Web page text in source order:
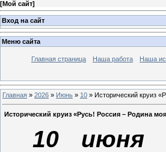
[Мой сайт]
Вход на сайт
Меню сайта
Главная страница Наша работа Наша
Главная » 2026 » Июнь » 10 » Исторический круиз
Исторический круиз «Русь! Россия – Родина
10 июня